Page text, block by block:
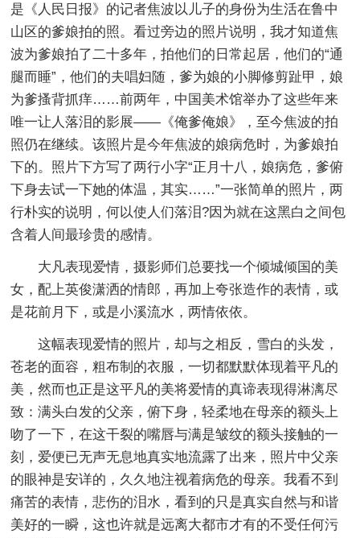
是《人民日报》的记者焦波以儿子的身份为生活在鲁中
山区的爹娘拍的照。看过旁边的照片说明，我才知道焦
波为爹娘拍了二十多年，拍他们的日常起居，他们的“通
腿而睡”，他们的夫唱妇随，爹为娘的小脚修剪趾甲，娘
为爹搔背抓痒……前两年，中国美术馆举办了这些年来
唯一让人落泪的影展——《俺爹俺娘》，至今焦波的拍
照仍在继续。该照片是今年焦波的娘病危时，为爹娘拍
下的。照片下方写了两行小字“正月十八，娘病危，爹俯
下身去试一下她的体温，其实……”一张简单的照片，两
行朴实的说明，何以使人们落泪?因为就在这黑白之间包
含着人间最珍贵的感情。
大凡表现爱情，摄影师们总要找一个倾城倾国的美
女，配上英俊潇洒的情郎，再加上夸张造作的表情，或
是花前月下，或是小溪流水，两情依依。
这幅表现爱情的照片，却与之相反，雪白的头发，
苍老的面容，粗布制的衣服，一切都默默体现着平凡的
美，然而也正是这平凡的美将爱情的真谛表现得淋漓尽
致：满头白发的父亲，俯下身，轻柔地在母亲的额头上
吻了一下，在这干裂的嘴唇与满是皱纹的额头接触的一
刻，爱便已无声无息地真实地流露了出来，照片中父亲
的眼神是安详的，久久地注视着病危的母亲。我看不到
痛苦的表情，悲伤的泪水，看到的只是真实自然与和谐
美好的一瞬，这也许就是远离大都市才有的不受任何污